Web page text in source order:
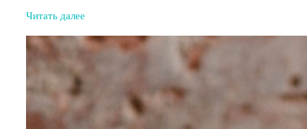
Читать далее